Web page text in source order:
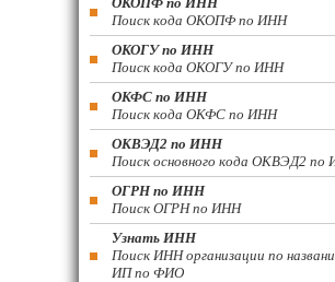
Поиск кода ОКОПФ по ИНН
ОКОГУ по ИНН
Поиск кода ОКОГУ по ИНН
ОКФС по ИНН
Поиск кода ОКФС по ИНН
ОКВЭД2 по ИНН
Поиск основного кода ОКВЭД2 по
ОГРН по ИНН
Поиск ОГРН по ИНН
Узнать ИНН
Поиск ИНН организации по
ИП по ФИО